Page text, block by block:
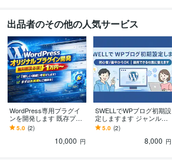
出品者のその他の人気サービス
WordPress専用プラグイ
ンを開発します 既存プラ
グインで無理な機能を実
装します
5.0 (2)
10,000 円
SWELLでWPブログ初期設
定しますます ジャンル不
問｜途中からも整えます
5.0 (2)
8,000 円